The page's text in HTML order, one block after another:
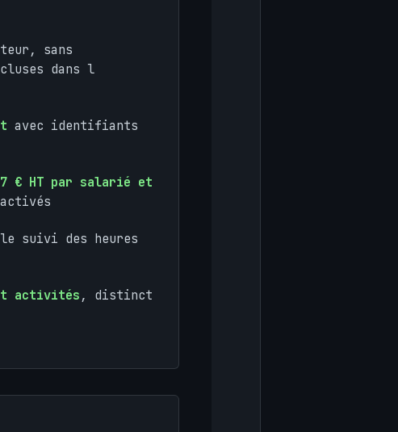
sans
dans l
avec identifiants
€ HT par salarié et
suivi des heures
activités, distinct